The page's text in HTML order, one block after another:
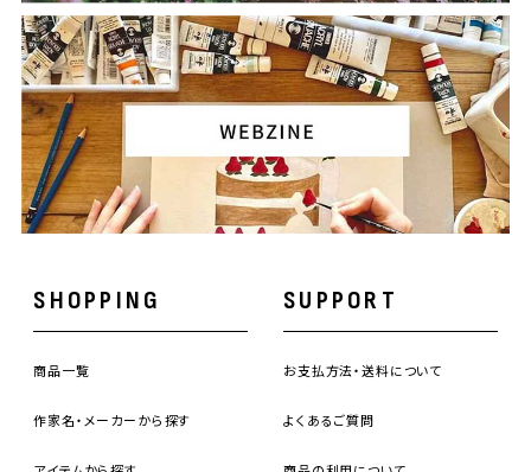
SHOPPING
商品一覧
作家名・メーカーから探す
SUPPORT
お支払方法・送料について
よくあるご質問